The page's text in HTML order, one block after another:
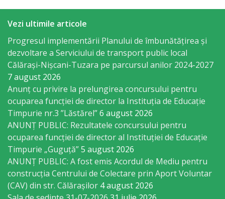
Guguță
IET
DoReMiCii
Școala
sportivă
„Mihai
Viteazul”
Școala
Sportivă
Vezi ultimile articole
Progresul implementării Planului de îmbunătățirea și
dezvoltare a Serviciului de transport public local
Călărași-Nișcani-Tuzara pe parcursul anilor 2024-2027
7 august 2026
Anunț cu privire la prelungirea concursului pentru
ocuparea funcţiei de director la Instituția de Educație
Timpurie nr.3 ”Lăstărel”6 august 2026
ANUNȚ PUBLIC: Rezultatele concursului pentru
ocuparea funcției de director al Instituției de Educație
Timpurie „Guguță”5 august 2026
ANUNȚ PUBLIC: A fost emis Acordul de Mediu pentru
construcția Centrului de Colectare prin Aport Voluntar
(CAV) din str. Călărașilor 4 august 2026